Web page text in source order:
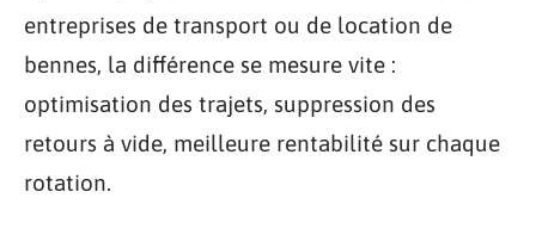
entreprises de transport ou de location de
bennes, la différence se mesure vite :
optimisation des trajets, suppression des
retours à vide, meilleure rentabilité sur chaque
rotation.